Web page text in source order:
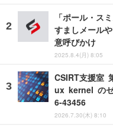
「ポール・ス
すましメール
意呼びかけ
2025.8.4(月) 8:05
CSIRT支援室
ux kernel のゼ
6-43456
2026.7.30(木) 8:10